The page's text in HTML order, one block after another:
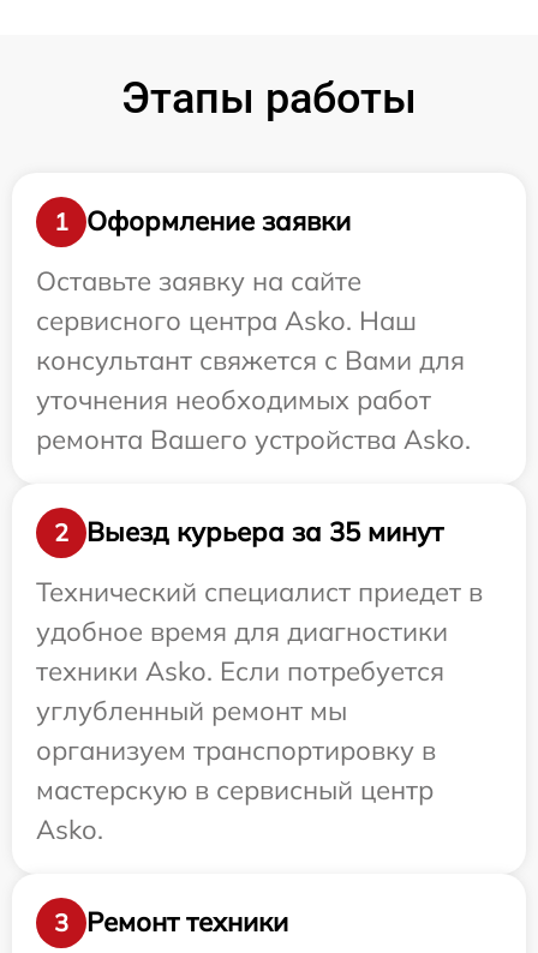
Этапы работы
1
Оформление заявки
Оставьте заявку на сайте
сервисного центра Asko. Наш
консультант свяжется с Вами для
уточнения необходимых работ
ремонта Вашего устройства Asko.
2
Выезд курьера за 35 минут
Технический специалист приедет в
удобное время для диагностики
техники Asko. Если потребуется
углубленный ремонт мы
организуем транспортировку в
мастерскую в сервисный центр
Asko.
3 Ремонт техники